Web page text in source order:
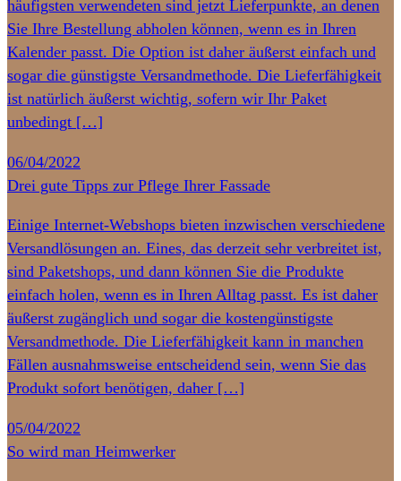
häufigsten verwendeten sind jetzt Lieferpunkte, an denen
Sie Ihre Bestellung abholen können, wenn es in Ihren
Kalender passt. Die Option ist daher äußerst einfach und
sogar die günstigste Versandmethode. Die Lieferfähigkeit
ist natürlich äußerst wichtig, sofern wir Ihr Paket
unbedingt […]
06/04/2022
Drei gute Tipps zur Pflege Ihrer Fassade
Einige Internet-Webshops bieten inzwischen verschiedene
Versandlösungen an. Eines, das derzeit sehr verbreitet ist,
sind Paketshops, und dann können Sie die Produkte
einfach holen, wenn es in Ihren Alltag passt. Es ist daher
äußerst zugänglich und sogar die kostengünstigste
Versandmethode. Die Lieferfähigkeit kann in manchen
Fällen ausnahmsweise entscheidend sein, wenn Sie das
Produkt sofort benötigen, daher […]
05/04/2022
So wird man Heimwerker